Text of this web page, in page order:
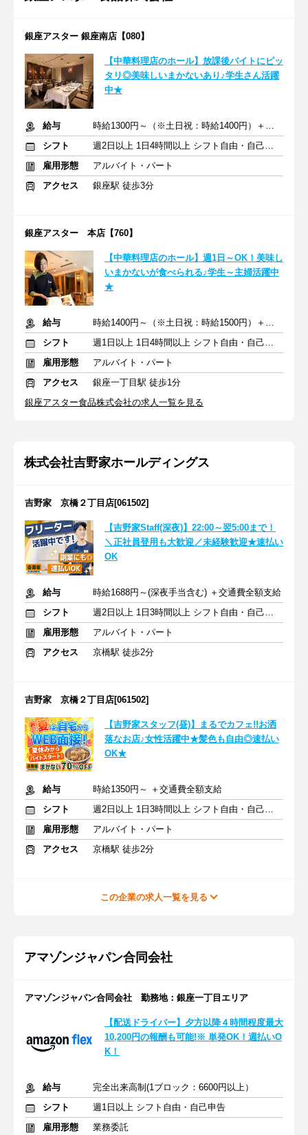
銀座アスター 銀座南店【080】
【中華料理店のホール】放課後バイトにピッ
タリ◎美味しいまかないあり♪学生さん活躍
中★
給与
時給1300円～（※土日祝：時給1400円）＋交通費支給
シフト
週2日以上 1日4時間以上 シフト自由・自己申告
雇用形態
アルバイト・パート
アクセス
銀座駅 徒歩3分
銀座アスター 本店【760】
【中華料理店のホール】週1日～OK！美味し
いまかないが食べられる♪学生～主婦活躍中
★
給与
時給1400円～（※土日祝：時給1500円）＋交通費支給
シフト
週1日以上 1日4時間以上 シフト自由・自己申告
雇用形態
アルバイト・パート
アクセス
銀座一丁目駅 徒歩1分
銀座アスター食品株式会社の求人一覧を見る
株式会社吉野家ホールディングス
吉野家 京橋２丁目店[061502]
【吉野家Staff(深夜)】22:00～翌5:00まで！
＼正社員登用も大歓迎／未経験歓迎★速払い
OK
給与
時給1688円～(深夜手当含む) ＋交通費全額支給
シフト
週2日以上 1日3時間以上 シフト自由・自己申告
雇用形態
アルバイト・パート
アクセス
京橋駅 徒歩2分
吉野家 京橋２丁目店[061502]
【吉野家スタッフ(昼)】まるでカフェ!!お洒
落なお店♪女性活躍中★髪色も自由◎速払い
OK★
給与
時給1350円～ ＋交通費全額支給
シフト
週2日以上 1日3時間以上 シフト自由・自己申告
雇用形態
アルバイト・パート
アクセス
京橋駅 徒歩2分
この企業の求人一覧を見る
アマゾンジャパン合同会社
アマゾンジャパン合同会社 勤務地：銀座一丁目エリア
【配送ドライバー】夕方以降４時間程度最大
10,200円の報酬も可能!※ 単発OK！週払いO
K！
給与
完全出来高制(1ブロック：6600円以上）
シフト
週1日以上 シフト自由・自己申告
雇用形態
業務委託